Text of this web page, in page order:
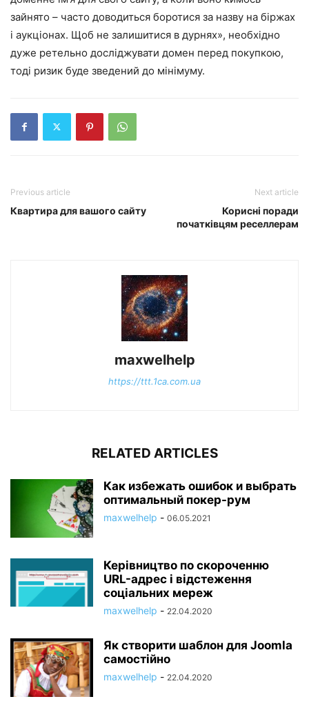
зайнято – часто доводиться боротися за назву на біржах
і аукціонах. Щоб не залишитися в дурнях», необхідно
дуже ретельно досліджувати домен перед покупкою,
тоді ризик буде зведений до мінімуму.
Previous article
Квартира для вашого сайту
Next article
Корисні поради
початківцям реселлерам
maxwelhelp
https://ttt.1ca.com.ua
RELATED ARTICLES
Как избежать ошибок и выбрать
оптимальный покер-рум
maxwelhelp - 06.05.2021
Керівництво по скороченню
URL-адрес і відстеження
соціальних мереж
maxwelhelp - 22.04.2020
Як створити шаблон для Joomla
самостійно
maxwelhelp - 22.04.2020